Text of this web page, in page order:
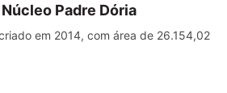
Núcleo Padre Dória
em 2014, com área de 26.154,02